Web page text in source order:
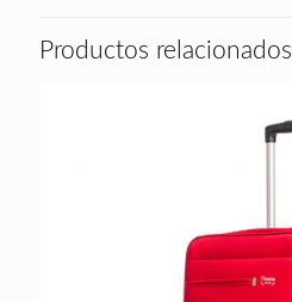
Productos relacionados